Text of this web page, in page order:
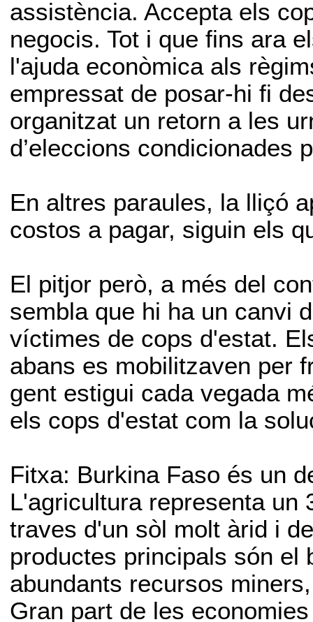
assistència. Accepta els
negocis. Tot i que fins ara
l'ajuda econòmica als
empressat de posar-hi fi
organitzat un retorn a les
d’eleccions condicionades
En altres paraules, la lliçó
costos a pagar, siguin els
El pitjor però, a més del
sembla que hi ha un canvi
víctimes de cops d'estat.
abans es mobilitzaven per
gent estigui cada vegada
els cops d'estat com la
Fitxa: Burkina Faso és un
L'agricultura representa un
traves d'un sòl molt àrid i
productes principals són el
abundants recursos
Gran part de les